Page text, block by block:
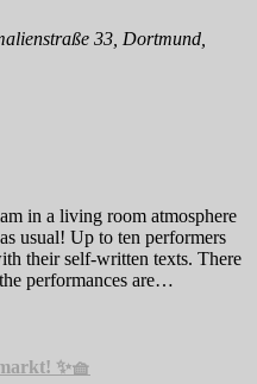
33, Dortmund,
in a living room atmosphere
usual! Up to ten performers
their self-written texts. There
performances are…
✨🧺